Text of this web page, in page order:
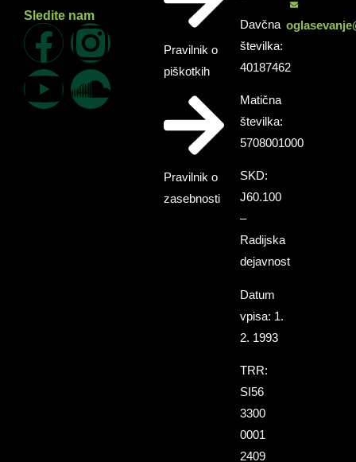
Sledite nam
Pravilnik o
piškotkih
Pravilnik o
zasebnosti
Davčna
številka:
40187462
Matična
številka:
5708001000
SKD:
J60.100
–
Radijska
dejavnost
Datum
vpisa: 1.
2. 1993
TRR:
SI56
3300
0001
2409